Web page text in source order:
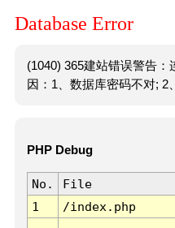
Database Error
(1040) 365建站错误警告
因：1、数据库密码不对; 2
PHP Debug
No. File
1
/index.php